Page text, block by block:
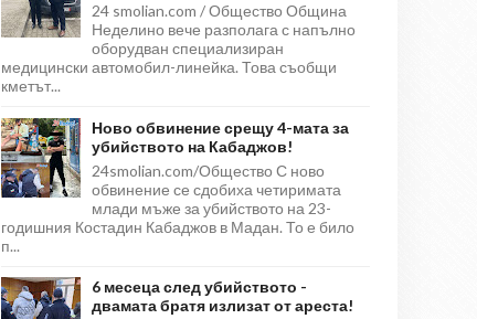
24 smolian.com / Общество Община
Неделино вече разполага с напълно
оборудван специализиран
медицински автомобил-линейка. Това съобщи
кметът...
Ново обвинение срещу 4-мата за
убийството на Кабаджов!
24smolian.com/Общество С ново
обвинение се сдобиха четиримата
млади мъже за убийството на 23-
годишния Костадин Кабаджов в Мадан. То е било
п...
6 месеца след убийството -
двамата братя излизат от ареста!